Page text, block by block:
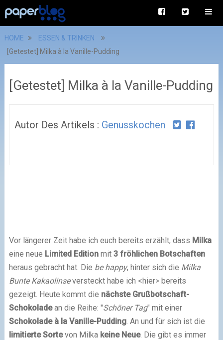
HOME
ESSEN & TRINKEN
[Getestet] Milka à la Vanille-Pudding
[Getestet] Milka à la Vanille-Pudding
Autor Des Artikels : Genusskochen
Vor längerer Zeit habe ich euch bereits erzählt, dass Milka
eine neue Limited Editionmit 3 fröhlichen Botschaften
heraus gebracht hat. Die be happy, hinter sich die Milka
Bunte Kakaolinseversteckt habe ich <hier> bereits
gezeigt. Heute kommt die nächste Grußbotschaft-
Schokoladean die Reihe: "Schöner Tag" mit einer
Schokolade à la Vanille-Pudding. An und für sich ist die
limitierte Sortevon Milka keine Neue. Die gibt es immer